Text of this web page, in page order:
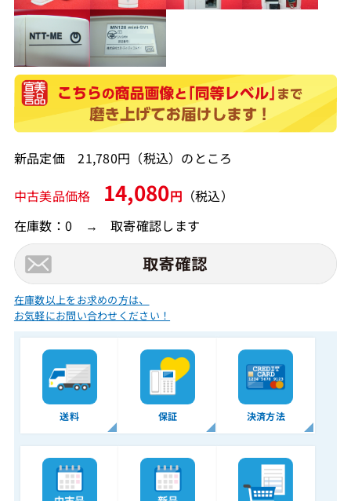
新品定価 21,780円（税込）のところ
中古美品価格 14,080円 （税込）
在庫数：0 → 取寄確認します
在庫数以上をお求めの方は、
お気軽にお問い合わせください！
送料 保証 決済方法